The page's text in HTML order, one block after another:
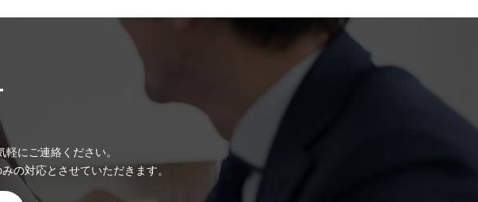
にご連絡ください。
の対応とさせていただきます。